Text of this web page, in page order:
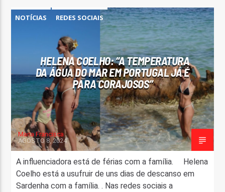
NOTÍCIAS REDES SOCIAIS
HELENA COELHO: “A TEMPERATURA
DA ÁGUA DO MAR EM PORTUGAL JÁ É
PARA CORAJOSOS”
Maria Francisca
AGOSTO 8, 2024
A influenciadora está de férias com a família. Helena
Coelho está a usufruir de uns dias de descanso em
Sardenha com a família. . Nas redes sociais a